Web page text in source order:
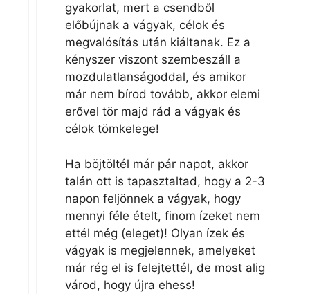
gyakorlat, mert a csendből
előbújnak a vágyak, célok és
megvalósítás után kiáltanak. Ez a
kényszer viszont szembeszáll a
mozdulatlanságoddal, és amikor
már nem bírod tovább, akkor elemi
erővel tör majd rád a vágyak és
célok tömkelege!
Ha böjtöltél már pár napot, akkor
talán ott is tapasztaltad, hogy a 2-3
napon feljönnek a vágyak, hogy
mennyi féle ételt, finom ízeket nem
ettél még (eleget)! Olyan ízek és
vágyak is megjelennek, amelyeket
már rég el is felejtettél, de most alig
várod, hogy újra ehess!